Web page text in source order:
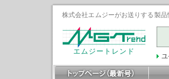
株式会社エムジーがお送りする製
エムジートレンド